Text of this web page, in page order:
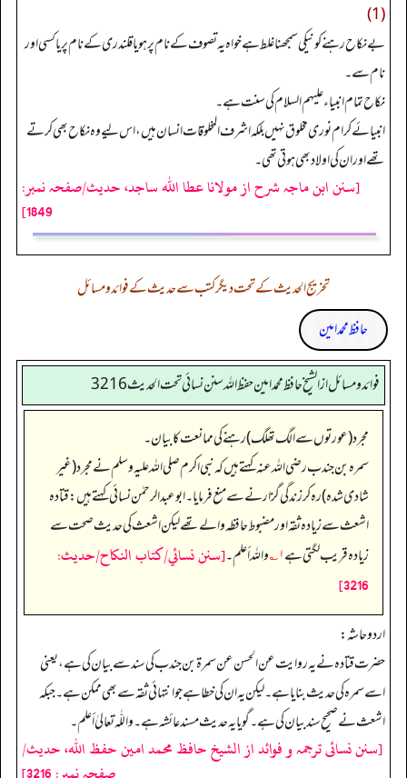
(1)
بے نکاح رہنے کو نیکی سمجھنا غلط ہے خواہ یہ تصوف کے نام پر ہو یا قلندری کے نام پر یا کسی اور
نام سے۔
نکاح تمام انبیاء علیہم السلام کی سنت ہے۔
انبیائے کرام نوری مخلوق نہیں بلکہ اشرف المخلوقات انسان ہیں، اس لیے وہ نکاح بھی کرتے
تھے اور ان کی اولاد بھی ہوتی تھی۔
[سنن ابن ماجہ شرح از مولانا عطا الله ساجد، حدیث/صفحہ نمبر:
1849]
تخریج الحدیث کے تحت دیگر کتب سے حدیث کے فوائد و مسائل
حافظ محمد امین
فوائد ومسائل از الشيخ حافظ محمد امين حفظ الله سنن نسائي تحت الحديث3216
مجرد (عورتوں سے الگ تھلگ) رہنے کی ممانعت کا بیان۔
سمرہ بن جندب رضی الله عنہ کہتے ہیں کہ نبی اکرم صلی اللہ علیہ وسلم نے مجرد (غیر
شادی شدہ) رہ کر زندگی گزارنے سے منع فرمایا۔ ابوعبدالرحمٰن نسائی کہتے ہیں: قتادہ
اشعث سے زیادہ ثقہ اور مضبوط حافظہ والے تھے لیکن اشعث کی حدیث صحت سے
زیادہ قریب لگتی ہے۱؎ واللہ أعلم۔[سنن نسائي/كتاب النكاح/حدیث:
3216]
اردو حاشہ:
حضرت قتادہ نے یہ روایت عن الحسن عن سمرۃ بن جندب کی سند سے بیان کی ہے، یعنی
اسے سمرہ کی حدیث بنایا ہے۔ لیکن یہ ان کی خطا ہے جو انتہائی ثقہ سے بھی ممکن ہے۔ جبکہ
اشعث نے صحیح سند بیان کی ہے۔ گویا یہ حدیث مسند عائشہ ہے۔ واللّٰہ تعالیٰ أعلم۔
[سنن نسائی ترجمہ و فوائد از الشیخ حافظ محمد امین حفظ اللہ، حدیث/